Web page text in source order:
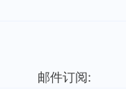
邮件订阅: